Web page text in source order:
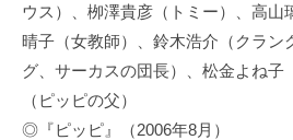
ウス）、栁澤貴彦（トミー）、高山
晴子（女教師）、鈴木浩介（クラン
グ、サーカスの団長）、松金よね子
（ピッピの父）
◎『ピッピ』（2006年8月）